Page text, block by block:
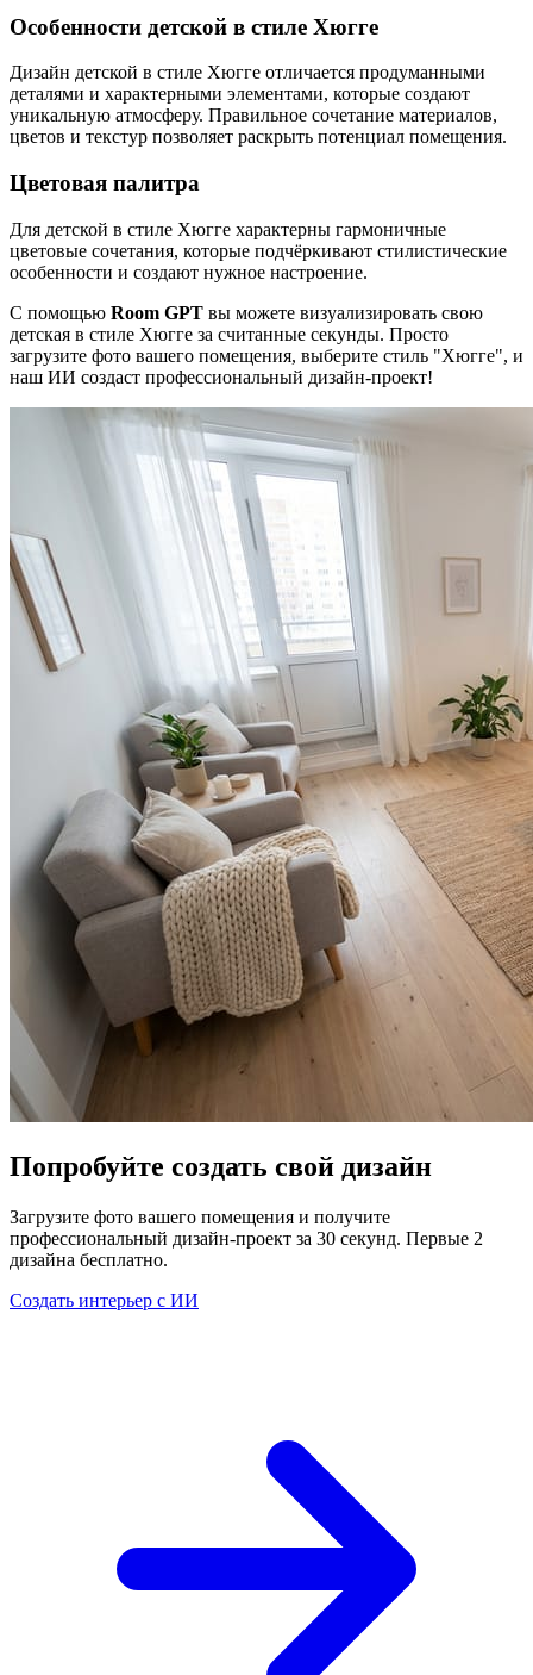
Особенности детской в стиле Хюгге
Дизайн детской в стиле Хюгге отличается продуманными
деталями и характерными элементами, которые создают
уникальную атмосферу. Правильное сочетание материалов,
цветов и текстур позволяет раскрыть потенциал помещения.
Цветовая палитра
Для детской в стиле Хюгге характерны гармоничные
цветовые сочетания, которые подчёркивают стилистические
особенности и создают нужное настроение.
С помощью Room GPT вы можете визуализировать свою
детская в стиле Хюгге за считанные секунды. Просто
загрузите фото вашего помещения, выберите стиль "Хюгге", и
наш ИИ создаст профессиональный дизайн-проект!
Попробуйте создать свой дизайн
Загрузите фото вашего помещения и получите
профессиональный дизайн-проект за 30 секунд. Первые 2
дизайна бесплатно.
Создать интерьер с ИИ